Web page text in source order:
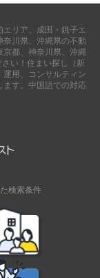
リア、成田・銚子エ
奈川県、沖縄県の不動
都、神奈川県、沖縄
い！住まい探し（新
用、コンサルティン
ます。中国語での対応
検索条件